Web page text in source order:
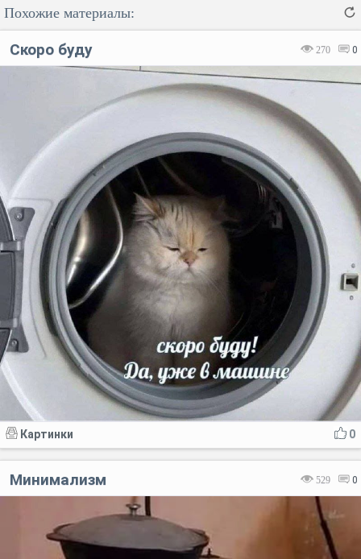
Отмена Отправить
Похожие материалы:
270 0
Скоро буду
0
Картинки
529 0
Минимализм